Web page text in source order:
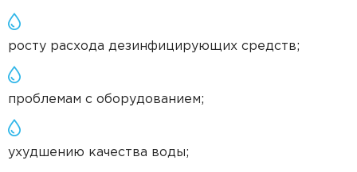
росту расхода дезинфицирующих средств;
проблемам с оборудованием;
ухудшению качества воды;